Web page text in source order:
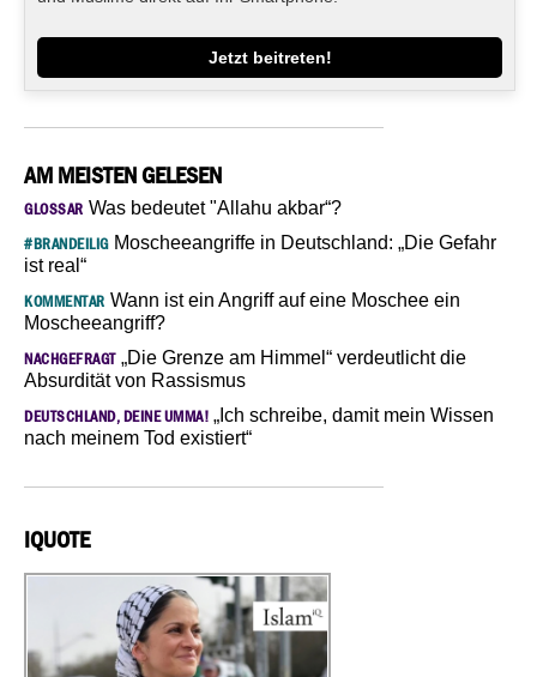
Jetzt beitreten!
AM MEISTEN GELESEN
GLOSSAR Was bedeutet "Allahu akbar“?
#BRANDEILIGMoscheeangriffe in Deutschland: „Die Gefahr
ist real“
KOMMENTAR Wann ist ein Angriff auf eine Moschee ein
Moscheeangriff?
NACHGEFRAGT„Die Grenze am Himmel“ verdeutlicht die
Absurdität von Rassismus
DEUTSCHLAND, DEINE UMMA! „Ich schreibe, damit mein Wissen
nach meinem Tod existiert“
IQUOTE